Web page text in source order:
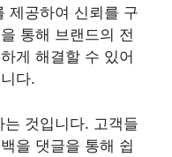
제공하여 신뢰를 구
통해 브랜드의 전
게 해결할 수 있어
다.
것입니다. 고객들
을 댓글을 통해 쉽